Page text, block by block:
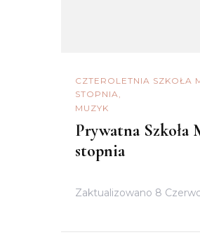
CZTEROLETNIA SZKOŁA
STOPNIA
MUZYK
Prywatna Szkoła
stopnia
Zaktualizowano 8